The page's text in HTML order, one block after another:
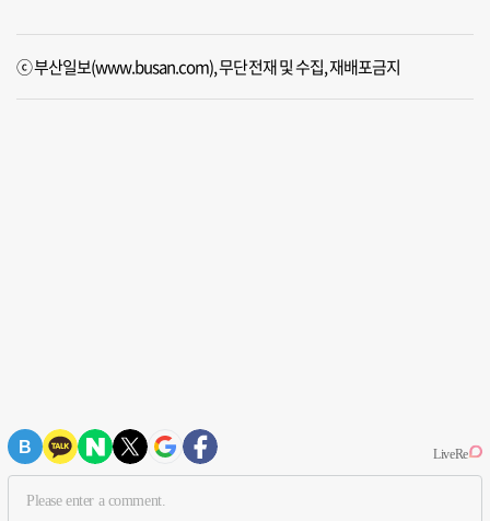
ⓒ 부산일보(www.busan.com), 무단전재 및 수집, 재배포금지